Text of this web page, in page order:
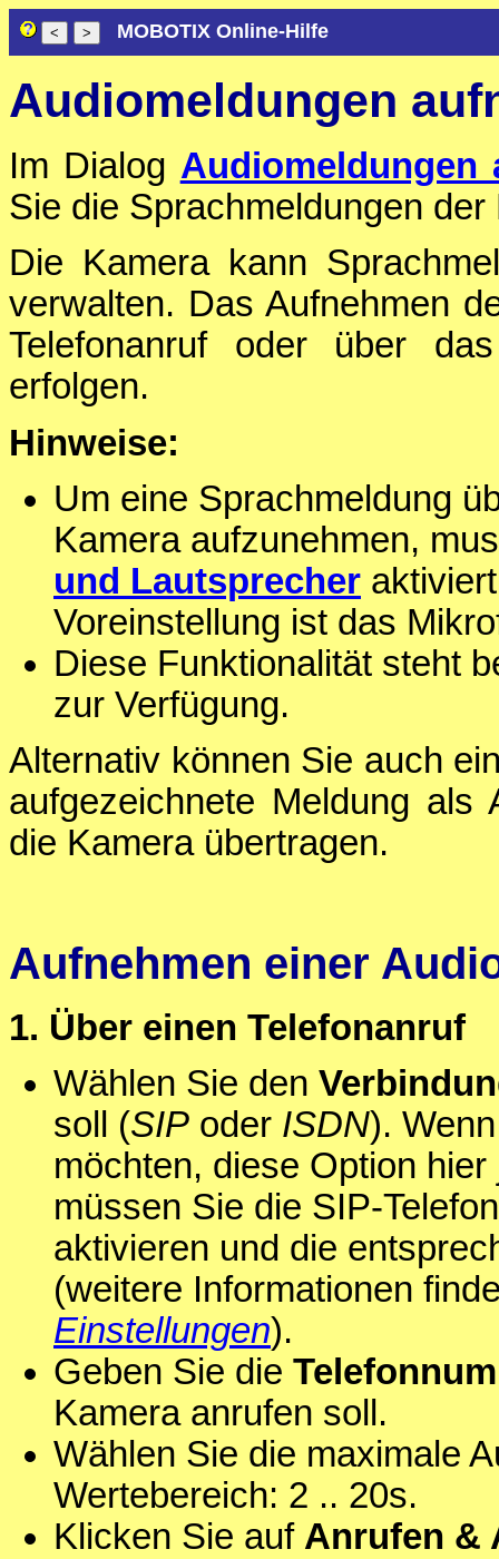
MOBOTIX Online-Hilfe
Audiomeldungen
Im Dialog Audiomeldungen
Sie die Sprachmeldungen
Die Kamera kann
verwalten. Das Aufnehmen
Telefonanruf oder über
erfolgen.
Hinweise:
Um eine Sprachmeldung
Kamera aufzunehmen,
und Lautsprecher
Voreinstellung ist das
Diese Funktionalität steht
zur Verfügung.
Alternativ können Sie auch
aufgezeichnete Meldung als
die Kamera übertragen.
Aufnehmen einer
1. Über einen Telefonanruf
Wählen Sie den
soll (SIP oder ISDN).
möchten, diese Option
müssen Sie die SIP-
aktivieren und die
(weitere Informationen
Einstellungen).
Geben Sie die
Kamera anrufen soll.
Wählen Sie die maximale
Wertebereich: 2 .. 20s.
Klicken Sie auf Anrufen &